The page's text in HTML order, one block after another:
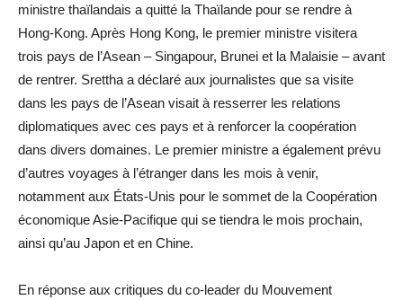
ministre thaïlandais a quitté la Thaïlande pour se rendre à
Hong-Kong. Après Hong Kong, le premier ministre visitera
trois pays de l’Asean – Singapour, Brunei et la Malaisie – avant
de rentrer. Srettha a déclaré aux journalistes que sa visite
dans les pays de l’Asean visait à resserrer les relations
diplomatiques avec ces pays et à renforcer la coopération
dans divers domaines. Le premier ministre a également prévu
d’autres voyages à l’étranger dans les mois à venir,
notamment aux États-Unis pour le sommet de la Coopération
économique Asie-Pacifique qui se tiendra le mois prochain,
ainsi qu’au Japon et en Chine.
En réponse aux critiques du co-leader du Mouvement